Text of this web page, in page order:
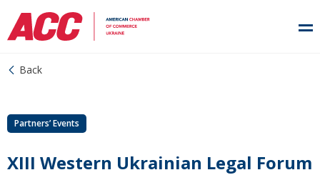
Back
Partners’ Events
ХІІІ Western Ukrainian Legal Forum